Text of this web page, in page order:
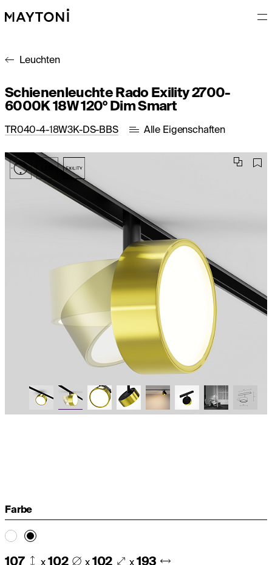
Leuchten
Schienenleuchte Rado Exility 2700-
6000K 18W 120° Dim Smart
TR040-4-18W3K-DS-BBS Alle Eigenschaften
Farbe
107 x 102 x 102 x 193